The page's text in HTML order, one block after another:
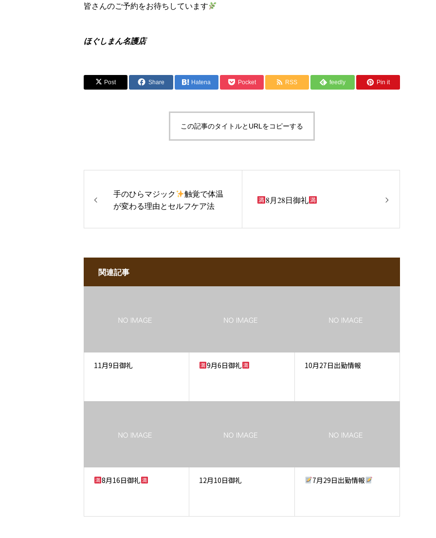
皆さんのご予約をお待ちしています
ほぐしまん名護店
Post Share Hatena Pocket RSS feedly Pin it
この記事のタイトルとURLをコピーする
手のひらマジック
触覚で体温
が変わる理由とセルフケア法
8月28日御礼
関連記事
11月9日御礼 9月6日御礼 10月27日出勤情報
8月16日御礼 12月10日御礼 7月29日出勤情報